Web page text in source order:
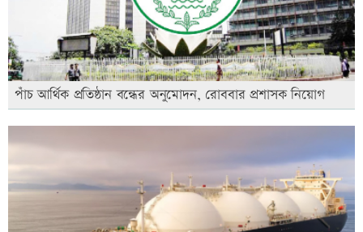
পাঁচ আর্থিক প্রতিষ্ঠান বন্ধের অনুমোদন, রোববার প্রশাসক নিয়োগ